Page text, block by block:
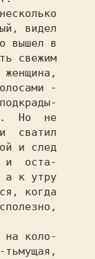
видел
вышел в
свежим
-
Но  не
сватил
и след
и  оста-
а к утру
когда